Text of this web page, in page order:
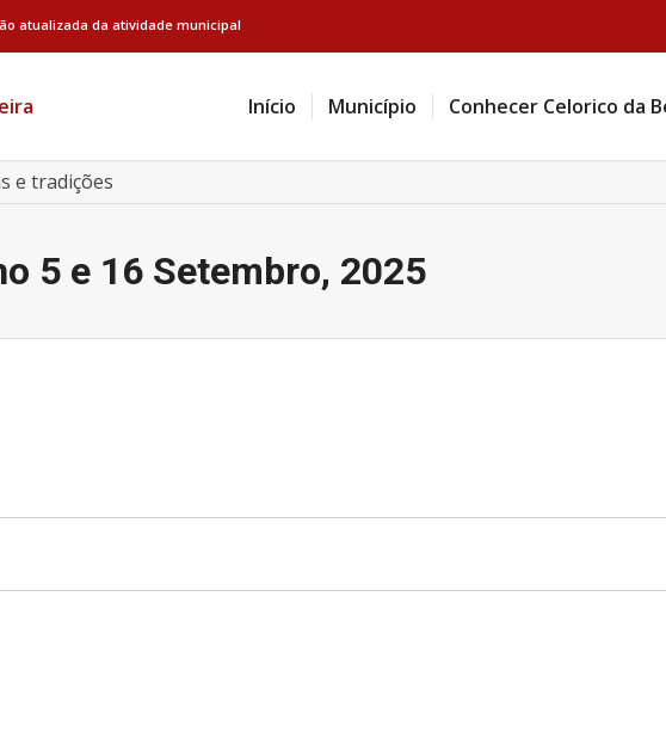
atualizada da atividade municipal
Início Município Conhecer Celorico da
e tradições
5 e 16 Setembro, 2025